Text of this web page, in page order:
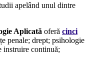
apelând unul dintre
Aplicată oferă cinci
penale; drept; psihologie
instruire continuă;